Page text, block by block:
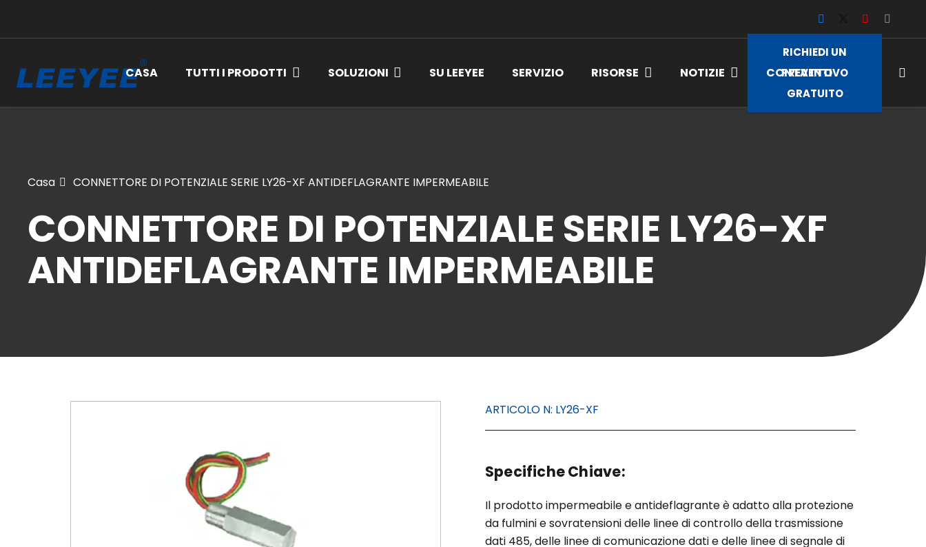
CASA TUTTI I PRODOTTI SOLUZIONI SU LEEYEE SERVIZIO RISORSE NOTIZIE CONTATTO
RICHIEDI UN
PREVENTIVO
GRATUITO
Casa CONNETTORE DI POTENZIALE SERIE LY26-XF ANTIDEFLAGRANTE IMPERMEABILE
CONNETTORE DI POTENZIALE SERIE LY26-XF
ANTIDEFLAGRANTE IMPERMEABILE
ARTICOLO N: LY26-XF
Specifiche Chiave:
Il prodotto impermeabile e antideflagrante è adatto alla protezione
da fulmini e sovratensioni delle linee di controllo della trasmissione
dati 485, delle linee di comunicazione dati e delle linee di segnale di